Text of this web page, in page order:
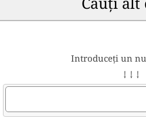
Introduceți un
↓ ↓ ↓